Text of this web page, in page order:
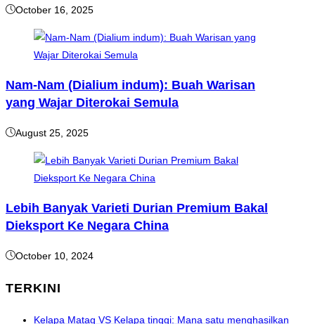
October 16, 2025
Nam-Nam (Dialium indum): Buah Warisan
yang Wajar Diterokai Semula
August 25, 2025
Lebih Banyak Varieti Durian Premium Bakal
Dieksport Ke Negara China
October 10, 2024
TERKINI
Kelapa Matag VS Kelapa tinggi: Mana satu menghasilkan